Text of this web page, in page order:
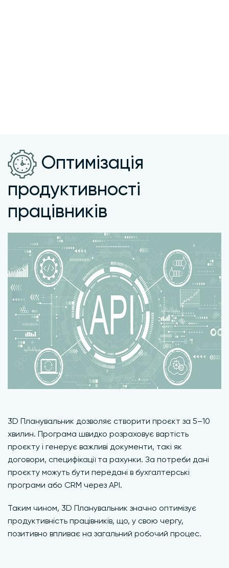
Оптимізація
продуктивності
працівників
3D Планувальник дозволяє створити проєкт за 5–10
хвилин. Програма швидко розраховує вартість
проєкту і генерує важливі документи, такі як
договори, специфікації та рахунки. За потреби дані
проєкту можуть бути передані в бухгалтерські
програми або CRM через API.
Таким чином, 3D Планувальник значно оптимізує
продуктивність працівників, що, у свою чергу,
позитивно впливає на загальний робочий процес.